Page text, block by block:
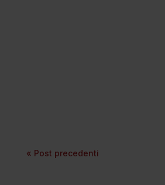
« Post precedenti